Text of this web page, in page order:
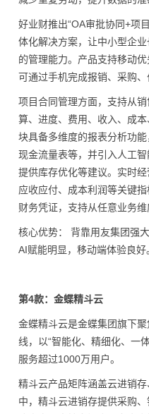
好业财推出“OA审批协同+项
体化解决方案，让中小型企
的管理能力。产品支持移动
可通过手机完成报销、采购、
项目合同管理方面，支持从
算、进度、费用、收入、成
块具备多维度的报表分析功
现金流量表等，并引入人工智
提供库存优化等建议。实时经
应收应付、成本利润等关键
财务凭证，支持从任意业务维
核心优势： 背靠用友集团强
AI赋能明显，移动端体验良好
第4款：金蝶精斗云
金蝶精斗云是金蝶集团旗下
线，以“智能化、精细化、一
服务超过1000万用户。
精斗云产品矩阵涵盖云进销
中，精斗云进销存提供采购